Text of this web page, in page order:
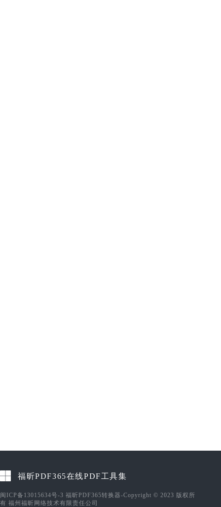
福昕PDF365在线PDF工具集
闽ICP备13015634号-3 福昕PDF365转换器-Copyright © 2023 版权所
有 福州福昕网络技术有限责任公司